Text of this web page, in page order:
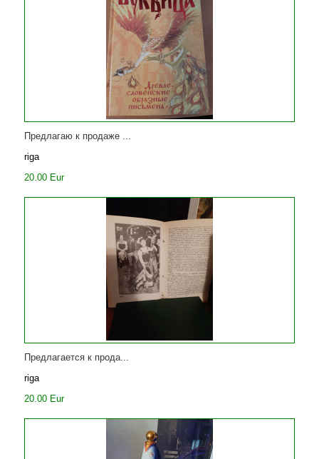
Предлагаю к продаже ...
riga
20.00 Eur
Предлагается к прода...
riga
20.00 Eur